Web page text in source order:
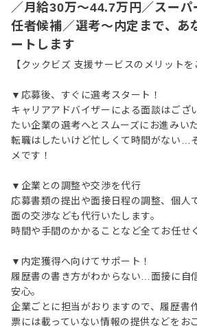
／月給30万～44.7万円／スーパ
任者候補／選考～内定まで、あ
ートします
【クックビズ 支援サービスのメリットを
▼応募後、すぐに選考スタート！
キャリアアドバイザーによる面談はござ
たい企業の選考へとスムーズにお進みい
転職はしたいけど忙しくて時間がない…
メです！
▼企業との調整や交渉を代行
応募書類の提出や面接日程の調整、個人
面の交渉なども代行いたします。
時間や手間のかかることなど全てお任せ
▼内定獲得へ向けてサポート！
履歴書の書き方がわからない…面接に自
安心。
企業ごとに担当がおりますので、履歴書
票には載っていない情報の提供などをお